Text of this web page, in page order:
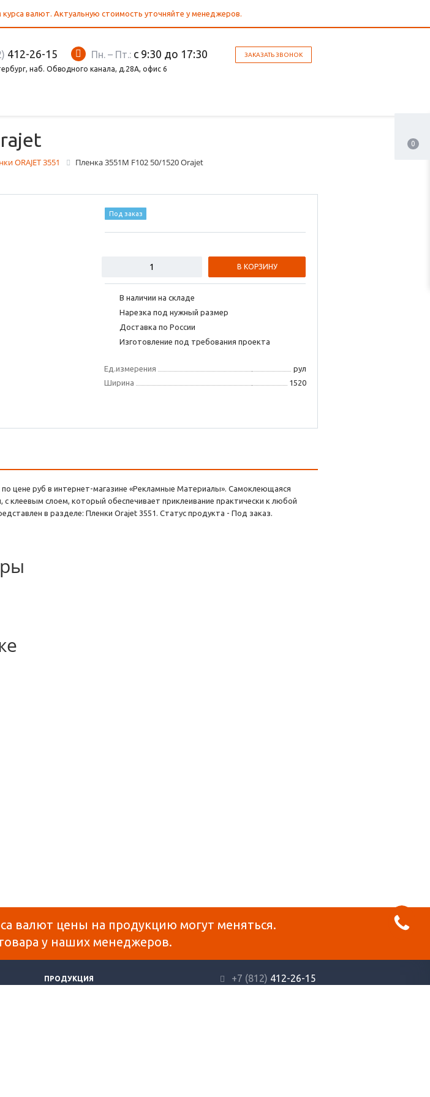
0
валют. Актуальную стоимость уточняйте у менеджеров.
ЗАКАЗАТЬ ЗВОНОК
Пн. – Пт.: с 9:30 до 17:30
412-26-15
наб. Обводного канала, д.28А, офис 6
ORAJET 3551 Пленка 3551M F102 50/1520 Orajet
Под заказ
В КОРЗИНУ
В наличии на складе
Нарезка под нужный размер
Доставка по России
Изготовление под требования проекта
Ед.измерения
рул
Ширина
1520
по цене руб в интернет-магазине «Рекламные Материалы». Самоклеющаяся
с клеевым слоем, который обеспечивает приклеивание практически к любой
в разделе: Пленки Orajet 3551. Статус продукта - Под заказ.
валют цены на продукцию могут меняться.
у наших менеджеров.
ПРОДУКЦИЯ +7 (812) 412-26-15